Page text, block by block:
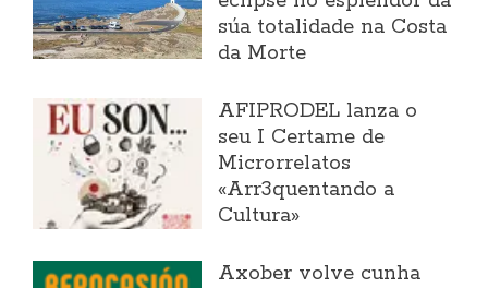
súa totalidade na Costa
da Morte
AFIPRODEL lanza o
seu I Certame de
Microrrelatos
«Arr3quentando a
Cultura»
Axober volve cunha